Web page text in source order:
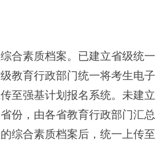
综合素质档案。已建立省级统一
教育行政部门统一将考生电子
至强基计划报名系统。未建立
份，由各省教育行政部门汇总
综合素质档案后，统一上传至